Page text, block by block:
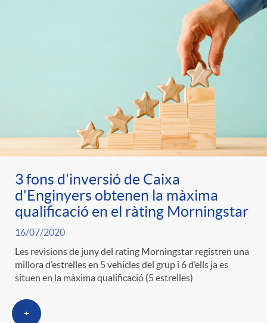
3 fons d'inversió de Caixa
d'Enginyers obtenen la màxima
qualificació en el ràting Morningstar
16/07/2020
Les revisions de juny del rating Morningstar registren una
millora d’estrelles en 5 vehicles del grup i 6 d’ells ja es
situen en la màxima qualificació (5 estrelles)
+